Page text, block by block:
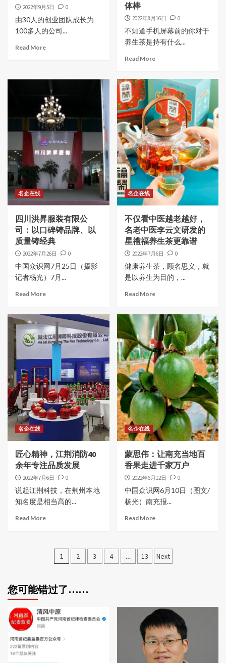
2022年9月5日 0
由30人的创业团队成长为
100多人的公司...
Read More
体棒
2022年8月16日 0
不知道手机屏幕前的你对于
养生茶是持有什么...
Read More
名企在线
四川洪昇服装有限公
司：以口碑铸品牌、以
质量铸经典
2022年7月26日 0
中国众识网7月25日（摄影
记者杨光）7月...
Read More
名企在线
不仅看中医越老越好，
名老中医李云文研发的
星禮福养生茶更靠谱
2022年7月6日 0
健康养生茶，顾名思义，就
是以养生为目的，...
Read More
名企在线
匠心精神，江荆消防40
余年专注品质发展
2022年7月6日 0
说起江荆科技，在荆州本地
知名度是相当高的...
Read More
名企在线
蒙思伟：让南充当地百
香果走进千家万户
2022年6月12日 0
中国众识网6月10日（图文/
杨光）南充报...
Read More
文
分
页
1 2 3 4 … 13 Next
您可能错过了……